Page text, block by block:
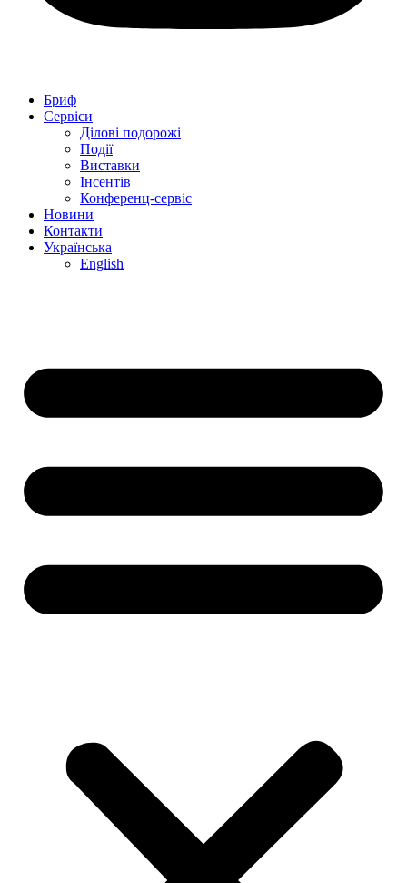
Бриф
Сервіси
Ділові подорожі
Події
Виставки
Інсентів
Конференц-сервіс
Новини
Контакти
Українська
English